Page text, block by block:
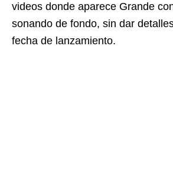
videos donde aparece Grande
sonando de fondo, sin dar
fecha de lanzamiento.